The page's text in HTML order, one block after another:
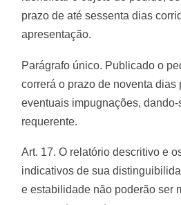
prazo de até sessenta dias
apresentação.
Parágrafo único. Publicado o
correrá o prazo de noventa dias
eventuais impugnações,
requerente.
Art. 17. O relatório descritivo e
indicativos de sua
e estabilidade não poderão ser